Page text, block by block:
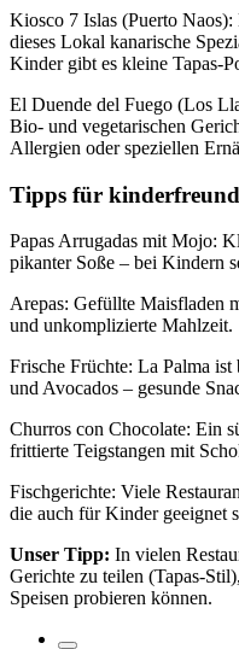
Kiosco 7 Islas (Puerto
dieses Lokal kanarische
Kinder gibt es kleine Tapas-
El Duende del Fuego (Los
Bio- und vegetarischen
Allergien oder speziellen
Tipps für
Papas Arrugadas mit Mojo:
pikanter Soße – bei Kindern
Arepas: Gefüllte Maisfladen
und unkomplizierte Mahlzeit.
Frische Früchte: La Palma
und Avocados – gesunde
Churros con Chocolate: Ein
frittierte Teigstangen mit
Fischgerichte: Viele
die auch für Kinder geeignet
Unser Tipp: In vielen
Gerichte zu teilen (Tapas-
Speisen probieren können.